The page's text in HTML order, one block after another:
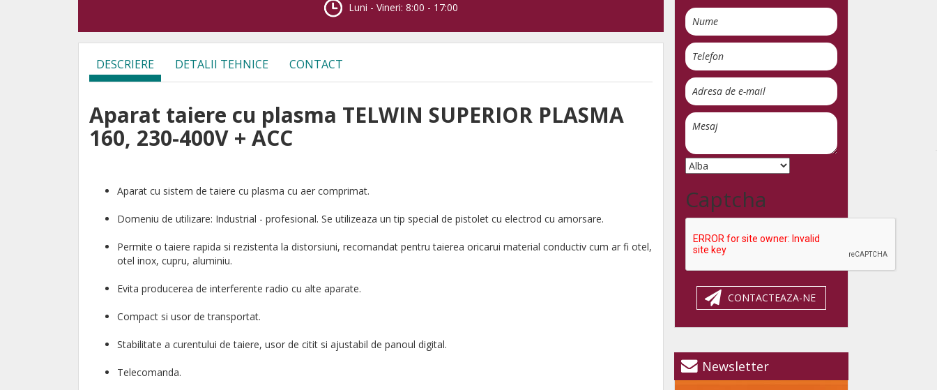
Luni - Vineri: 8:00 - 17:00
DESCRIERE DETALII TEHNICE CONTACT
Aparat taiere cu plasma TELWIN SUPERIOR PLASMA
160, 230-400V + ACC
Aparat cu sistem de taiere cu plasma cu aer comprimat.
Domeniu de utilizare: Industrial - profesional. Se utilizeaza un tip special de pistolet cu electrod cu amorsare.
Permite o taiere rapida si rezistenta la distorsiuni, recomandat pentru taierea oricarui material conductiv cum ar fi otel,
otel inox, cupru, aluminiu.
Evita producerea de interferente radio cu alte aparate.
Compact si usor de transportat.
Stabilitate a curentului de taiere, usor de citit si ajustabil de panoul digital.
Telecomanda.
Captcha
CONTACTEAZA-NE
Newsletter